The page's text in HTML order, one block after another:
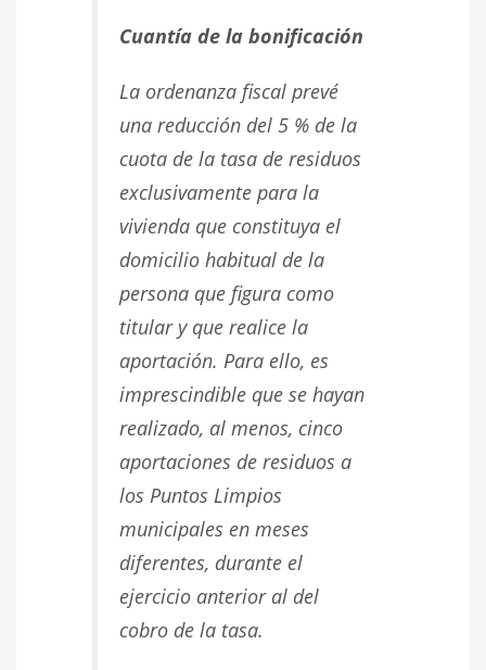
Cuantía de la bonificación
La ordenanza fiscal prevé
una reducción del 5 % de la
cuota de la tasa de residuos
exclusivamente para la
vivienda que constituya el
domicilio habitual de la
persona que figura como
titular y que realice la
aportación. Para ello, es
imprescindible que se hayan
realizado, al menos, cinco
aportaciones de residuos a
los Puntos Limpios
municipales en meses
diferentes, durante el
ejercicio anterior al del
cobro de la tasa.